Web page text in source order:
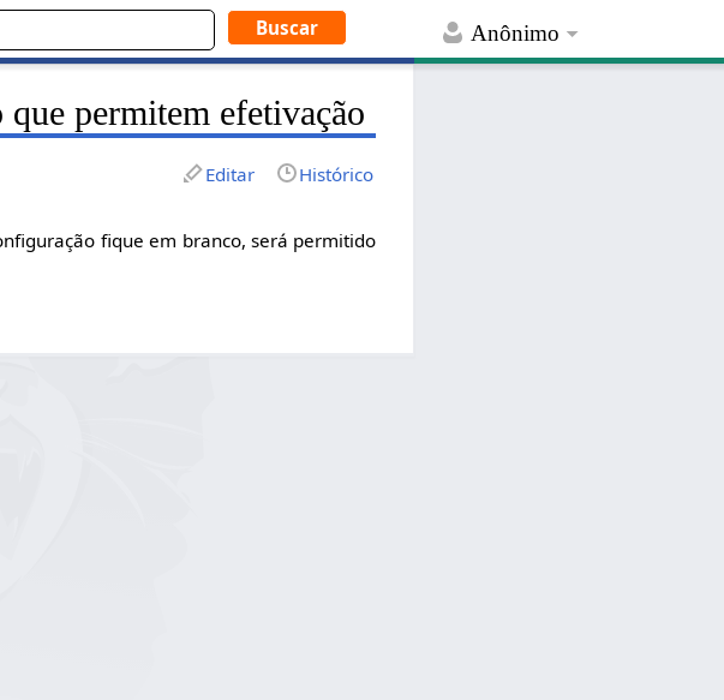
Anônimo
permitem efetivação
Editar Histórico
fique em branco, será permitido